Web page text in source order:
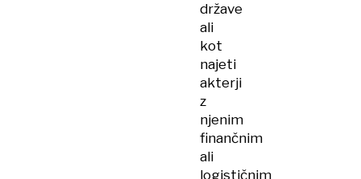
države
ali
kot
najeti
akterji
z
njenim
finančnim
ali
logističnim